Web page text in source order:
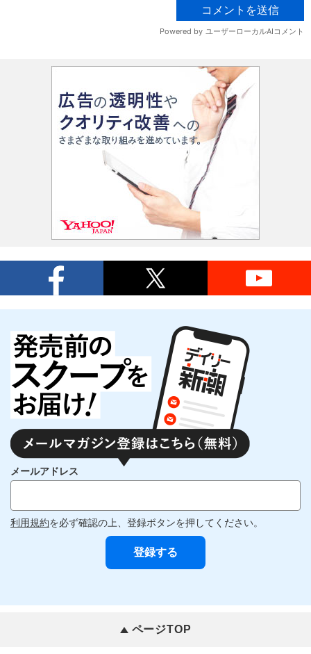
メールアドレス
利用規約を必ず確認の上、登録ボタンを押してください。
ページTOP